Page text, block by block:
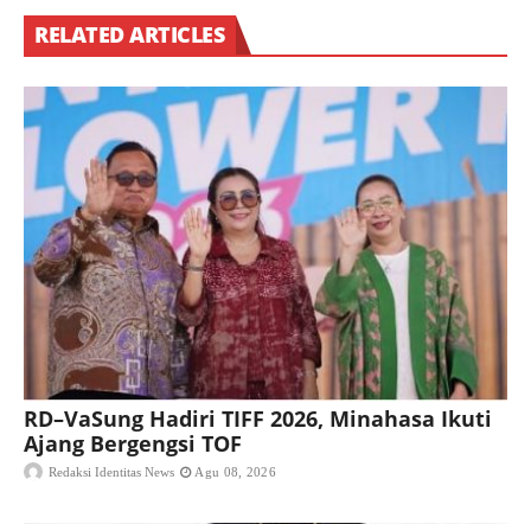
RELATED ARTICLES
RD–VaSung Hadiri TIFF 2026, Minahasa Ikuti
Ajang Bergengsi TOF
Redaksi Identitas News Agu 08, 2026